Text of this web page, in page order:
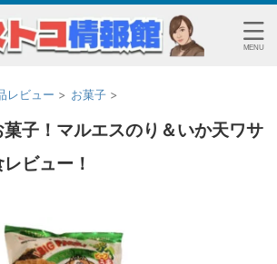
レビュー > お菓子 >
子！マルエスのり＆いか天ワサ
ビュー！